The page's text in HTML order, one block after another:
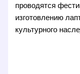
проводятся
изготовлению
культурного